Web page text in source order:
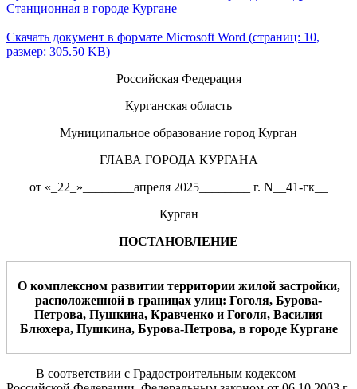
Станционная в городе Кургане
Скачать документ в формате Microsoft Word (страниц: 10,
размер: 305.50 KB)
Российская Федерация
Курганская область
Муниципальное образование город Курган
ГЛАВА ГОРОДА КУРГАНА
от «_22_»________апреля 2025________ г. N__41-гк__
Курган
ПОСТАНОВЛЕНИЕ
Окомплексном развитии территории жилой застройки,
расположенной в границах улиц: Гоголя, Бурова-
Петрова, Пушкина, Кравченко и Гоголя, Василия
Блюхера, Пушкина, Бурова-Петрова, в городе Кургане
В соответствии с Градостроительным кодексом